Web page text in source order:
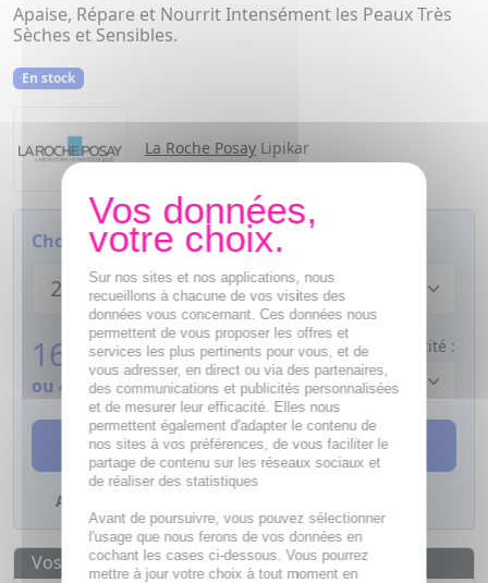
Apaise, Répare et Nourrit Intensément les Peaux Très
Sèches et Sensibles.
En stock
La Roche Posay Lipikar
Choisissez votre modèle :
16,64€
ou 4,16€si 4 fois sans frais
Quantité :
AJOUTER AU PANIER
Ajouter à mes favoris
Vos avantages
Sur nos sites et nos applications, nous
recueillons à chacune de vos visites des
données vous concernant. Ces données nous
permettent de vous proposer les offres et
services les plus pertinents pour vous, et de
vous adresser, en direct ou via des partenaires,
des communications et publicités personnalisées
et de mesurer leur efficacité. Elles nous
permettent également d'adapter le contenu de
nos sites à vos préférences, de vous faciliter le
partage de contenu sur les réseaux sociaux et
de réaliser des statistiques
Avant de poursuivre, vous pouvez sélectionner
l'usage que nous ferons de vos données en
cochant les cases ci-dessous. Vous pourrez
mettre à jour votre choix à tout moment en